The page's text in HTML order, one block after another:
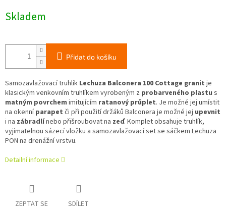
cena:
Skladem
Přidat do košíku
Samozavlažovací truhlík Lechuza Balconera 100 Cottage granit je
klasickým venkovním truhlíkem vyrobeným z probarveného plastu s
matným povrchem imitujícím ratanový průplet. Je možné jej umístit
na okenníparapet či při použití držáků Balconera je možné jej upevnit
i na zábradlínebo přišroubovat na zeď. Komplet obsahuje truhlík,
vyjímatelnou sázecí vložku a samozavlažovací set se sáčkem Lechuza
PON na drenážní vrstvu.
Detailní informace
ZEPTAT SE SDÍLET